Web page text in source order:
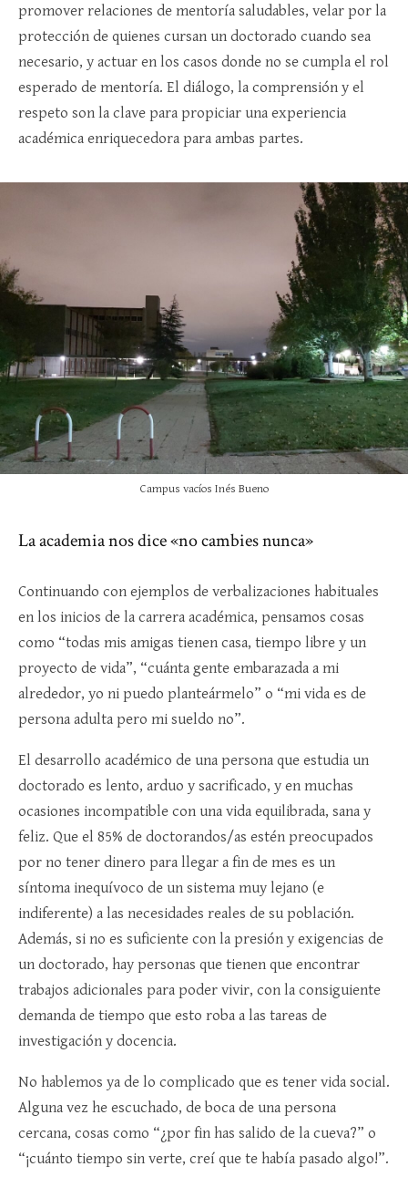
promover relaciones de mentoría saludables, velar por la
protección de quienes cursan un doctorado cuando sea
necesario, y actuar en los casos donde no se cumpla el rol
esperado de mentoría. El diálogo, la comprensión y el
respeto son la clave para propiciar una experiencia
académica enriquecedora para ambas partes.
Campus vacíos Inés Bueno
La academia nos dice «no cambies nunca»
Continuando con ejemplos de verbalizaciones habituales
en los inicios de la carrera académica, pensamos cosas
como “todas mis amigas tienen casa, tiempo libre y un
proyecto de vida”, “cuánta gente embarazada a mi
alrededor, yo ni puedo planteármelo” o “mi vida es de
persona adulta pero mi sueldo no”.
El desarrollo académico de una persona que estudia un
doctorado es lento, arduo y sacrificado, y en muchas
ocasiones incompatible con una vida equilibrada, sana y
feliz. Que el 85% de doctorandos/as estén preocupados
por no tener dinero para llegar a fin de mes es un
síntoma inequívoco de un sistema muy lejano (e
indiferente) a las necesidades reales de su población.
Además, si no es suficiente con la presión y exigencias de
un doctorado, hay personas que tienen que encontrar
trabajos adicionales para poder vivir, con la consiguiente
demanda de tiempo que esto roba a las tareas de
investigación y docencia.
No hablemos ya de lo complicado que es tener vida social.
Alguna vez he escuchado, de boca de una persona
cercana, cosas como “¿por fin has salido de la cueva?” o
“¡cuánto tiempo sin verte, creí que te había pasado algo!”.